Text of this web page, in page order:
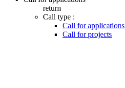
return
Call type :
Call for applications
Call for projects